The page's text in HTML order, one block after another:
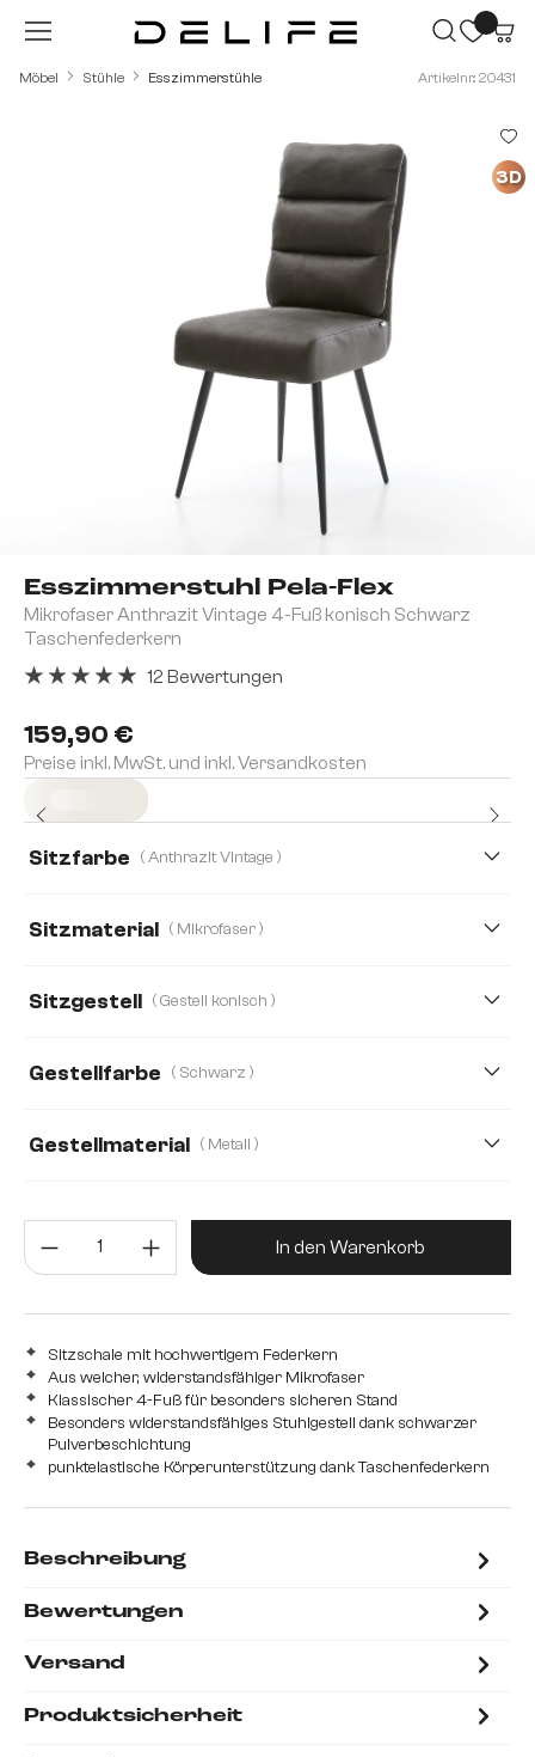
Zum Hauptinhalt springen
Möbel Stühle Esszimmerstühle Artikelnr.: 20431
Esszimmerstuhl Pela-Flex
Mikrofaser Anthrazit Vintage 4-Fuß konisch Schwarz
Taschenfederkern
159,90 €
Preise inkl. MwSt. und inkl. Versandkosten
12 Bewertungen
Sitzfarbe ( Anthrazit Vintage )
Sitzmaterial ( Mikrofaser )
Sitzgestell ( Gestell konisch )
Gestellfarbe ( Schwarz )
Gestellmaterial ( Metall )
Eiche Holz Produkt Anzahl: Gib den
In den Warenkorb
Sitzschale mit hochwertigem Federkern
Aus weicher, widerstandsfähiger Mikrofaser
Klassischer 4-Fuß für besonders sicheren Stand
Besonders widerstandsfähiges Stuhlgestell dank schwarzer
Pulverbeschichtung
punktelastische Körperunterstützung dank Taschenfederkern
3D
Beschreibung
Bewertungen
Versand
Produktsicherheit